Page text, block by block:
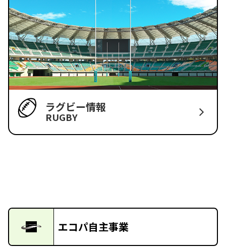
ラグビー情報
RUGBY
エコパ自主事業